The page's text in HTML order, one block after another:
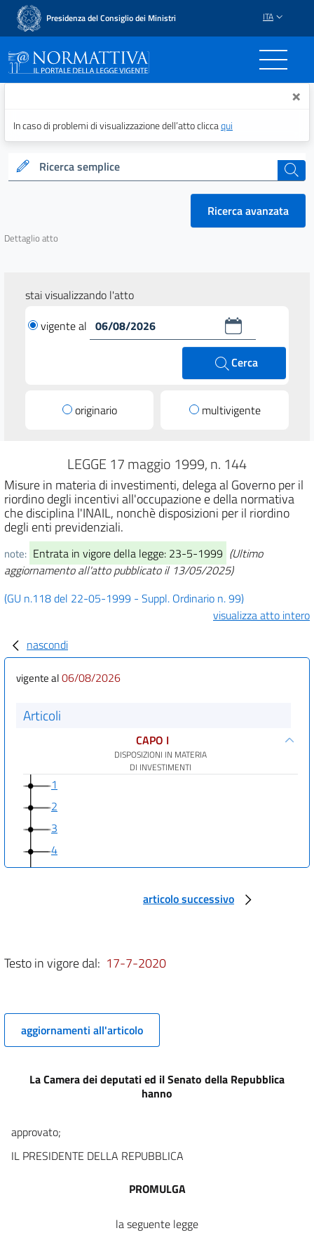
Presidenza del Consiglio dei Ministri ITA
Normattiva - Il portale ×
In caso di problemi di visualizzazione dell’atto cliccaqui
Ricerca semplice cerca
Ricerca avanzata
Dettaglio atto
stai visualizzando l'atto
vigente al
Cerca
originario multivigente
LEGGE 17 maggio 1999, n. 144
Misure in materia di investimenti, delega al Governo per il
riordino degli incentivi all'occupazione e della normativa
che disciplina l'INAIL, nonchè disposizioni per il riordino
degli enti previdenziali.
note: Entrata in vigore della legge: 23-5-1999 (Ultimo
aggiornamento all'atto pubblicato il 13/05/2025)
(GU n.118 del 22-05-1999 - Suppl. Ordinario n. 99)
visualizza atto intero
nascondi
vigente al06/08/2026
Articoli
CAPO I
DISPOSIZIONI IN MATERIA
DI INVESTIMENTI
1
2
3
4
5
9
12
13
17
18
articolo successivo
Testo in vigore dal: 17-7-2020
aggiornamenti all'articolo
La Camera dei deputati ed il Senato della Repubblica
hanno
approvato;
IL PRESIDENTE DELLA REPUBBLICA
PROMULGA
la seguente legge